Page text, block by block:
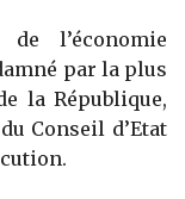
l’économie
par la plus
la République,
Conseil d’Etat